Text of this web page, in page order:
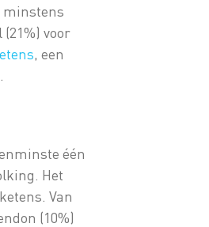
minstens
voor
, een
één
Het
Van
(10%)